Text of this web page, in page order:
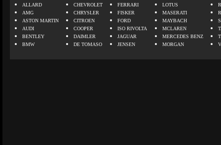
ALLARD
AMG
ASTON MARTIN
AUDI
BENTLEY
BMW
CHEVROLET
CHRYSLER
CITROEN
COOPER
DAIMLER
DE TOMASO
FERRARI
FISKER
FORD
ISO RIVOLTA
JAGUAR
JENSEN
LOTUS
MASERATI
MAYBACH
MCLAREN
MERCEDES BENZ
MORGAN